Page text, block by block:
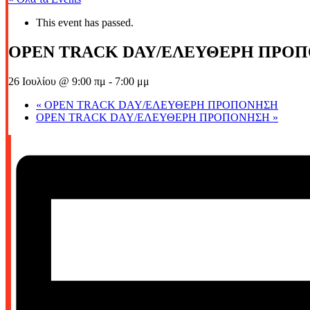
This event has passed.
OPEN TRACK DAY/ΕΛΕΥΘΕΡΗ
26 Ιουλίου @ 9:00 πμ - 7:00 μμ
« OPEN TRACK DAY/ΕΛΕΥΘΕΡΗ ΠΡΟΠΟΝΗΣΗ
OPEN TRACK DAY/ΕΛΕΥΘΕΡΗ ΠΡΟΠΟΝΗΣΗ »